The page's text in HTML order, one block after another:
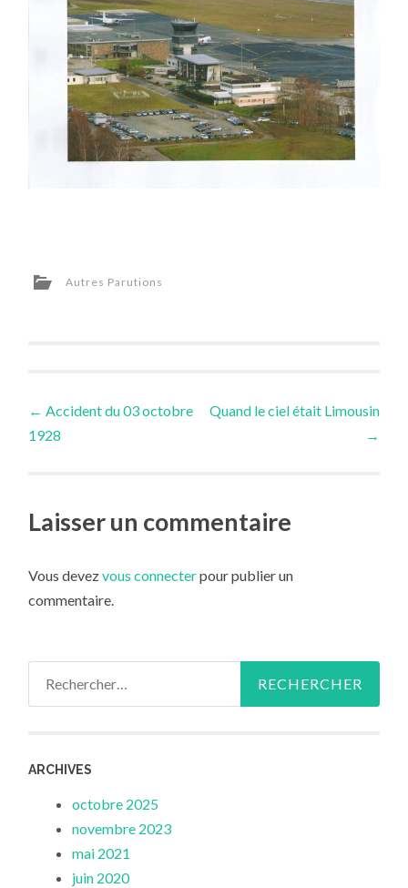
Autres Parutions
Navigation
articles
← Accident du 03 octobre
1928
Quand le ciel était Limousin
→
Laisser un commentaire
Vous devezvous connecterpour publier un
commentaire.
ARCHIVES
octobre 2025
novembre 2023
mai 2021
juin 2020